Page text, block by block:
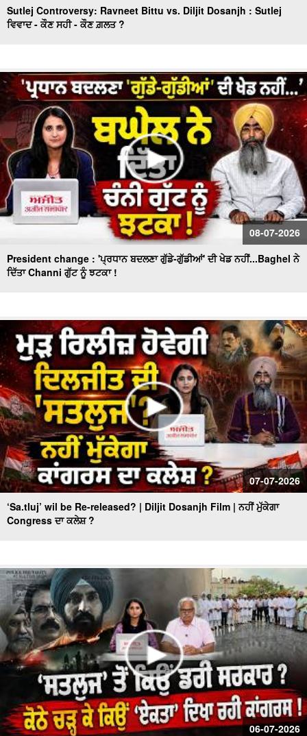
Sutlej Controversy: Ravneet Bittu vs. Diljit Dosanjh : Sutlej
ਵਿਵਾਦ - ਕੌਣ ਸਹੀ - ਕੌਣ ਗ਼ਲਤ ?
08-07-2026
President change : 'ਪ੍ਰਧਾਨ ਬਦਲਣਾ ਗੁੱਡੇ-ਗੁੱਡੀਆਂ' ਦੀ ਖੇਡ ਨਹੀਂ...Baghel ਨੇ
ਦਿੱਤਾ Channi ਗੁੱਟ ਨੂੰ ਝਟਕਾ !
07-07-2026
‘Sa.tluj’ wil be Re-released? | Diljit Dosanjh Film | ਨਹੀਂ ਮੁੱਕੇਗਾ
Congress ਦਾ ਕਲੇਸ਼ ?
06-07-2026